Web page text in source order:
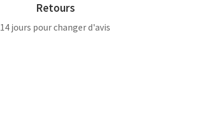
Retours
14 jours pour changer d'avis